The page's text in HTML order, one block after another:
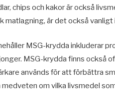
chips och kakor är också
matlagning, är det också
MSG-krydda inkluderar
MSG-krydda finns också
används för att förbättra
om vilka livsmedel